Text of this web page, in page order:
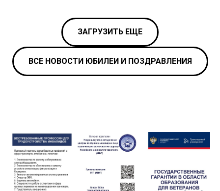
ЗАГРУЗИТЬ ЕЩЕ
ВСЕ НОВОСТИ ЮБИЛЕИ И ПОЗДРАВЛЕНИЯ